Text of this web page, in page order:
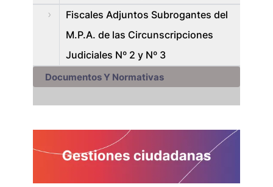
Fiscales Adjuntos Subrogantes del
M.P.A. de las Circunscripciones
Judiciales Nº 2 y Nº 3
Documentos Y Normativas